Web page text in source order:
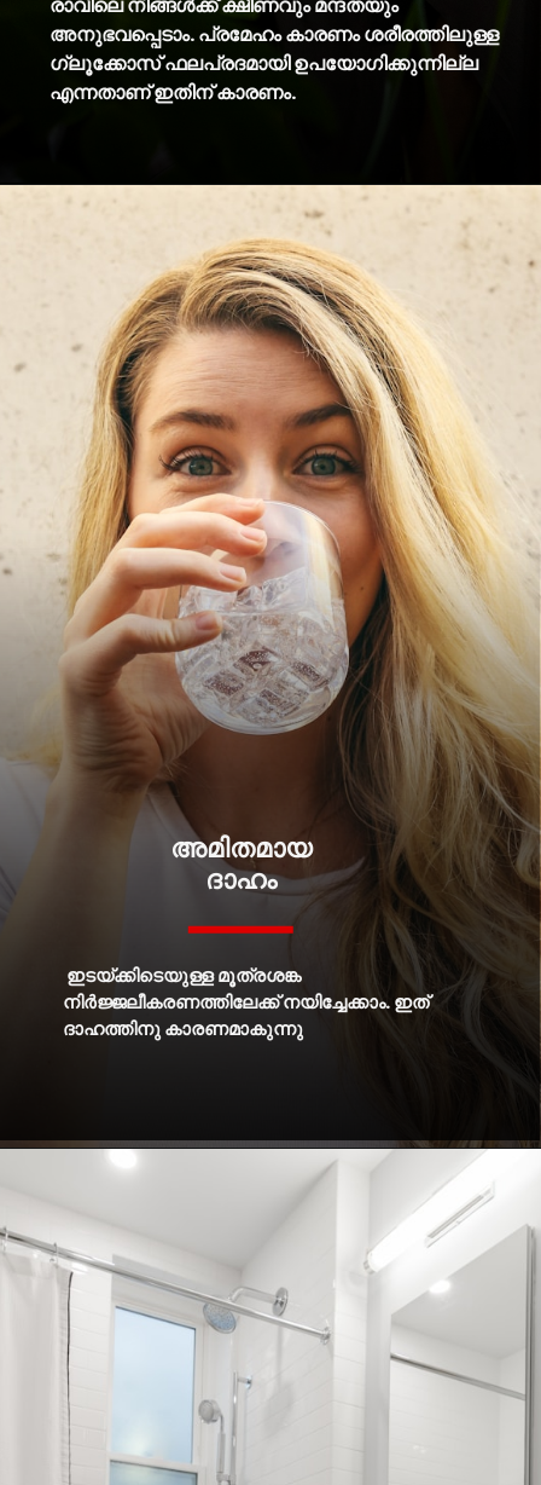
അനുഭവപ്പെടാം. പ്രമേഹം കാരണം ശരീരത്തിലുള്ള
ഗ്ലൂക്കോസ് ഫലപ്രദമായി ഉപയോഗിക്കുന്നില്ല
എന്നതാണ് ഇതിന് കാരണം.
ഇടയ്ക്കിടെയുള്ള മൂത്രശങ്ക
നിർജ്ജലീകരണത്തിലേക്ക് നയിച്ചേക്കാം. ഇത്
ദാഹത്തിനു കാരണമാകുന്നു
അമിതമായ
ദാഹം